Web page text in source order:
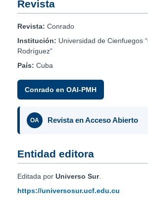
Revista
Revista: Conrado
Institución: Universidad de Cienfuegos
Rodríguez”
País: Cuba
Conrado en OAI-PMH
OA Revista en Acceso Abierto
Entidad editora
Editada por Universo Sur.
https://universosur.ucf.edu.cu